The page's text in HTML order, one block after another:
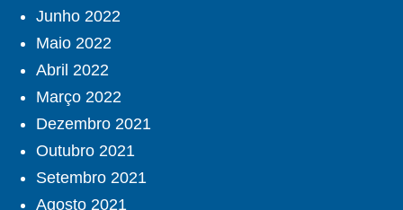
Junho 2022
Maio 2022
Abril 2022
Março 2022
Dezembro 2021
Outubro 2021
Setembro 2021
Agosto 2021